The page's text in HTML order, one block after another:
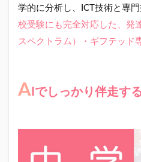
学的に分析し、ICT技術と専門
校受験にも完全対応した、発
スペクトラム）・ギフテッド
A Iでしっかり伴走す